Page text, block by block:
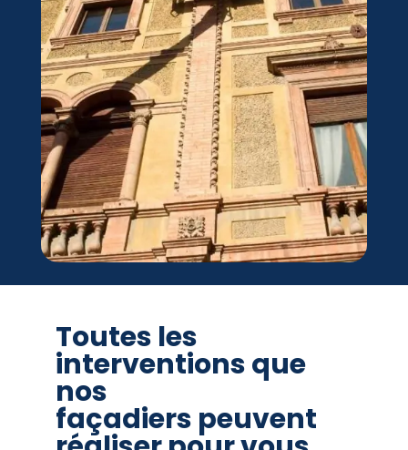
Toutes les
interventions que
nos
façadiers peuvent